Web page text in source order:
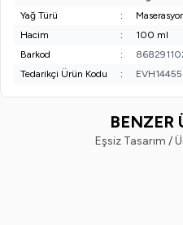
Yağ Türü
:
Hacim
:
100 ml
Barkod
:
Tedarikçi Ürün Kodu
:
BENZER
Eşsiz Tasarım /